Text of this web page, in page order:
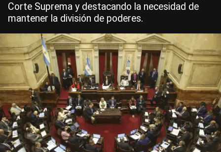
Corte Suprema y destacando la necesidad de
mantener la división de poderes.